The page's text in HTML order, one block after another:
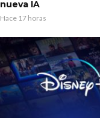
nueva IA
Hace 17 horas